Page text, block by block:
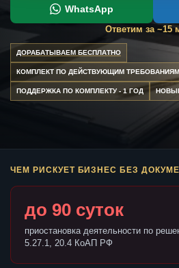
WhatsApp
Ответим за ~15
ДОРАБАТЫВАЕМ БЕСПЛАТНО
КОМПЛЕКТ ПО ДЕЙСТВУЮЩИМ ТРЕБОВАНИЯМ
ПОДДЕРЖКА ПО КОМПЛЕКТУ - 1 ГОД
ЧЕМ РИСКУЕТ БИЗНЕС БЕЗ
до 90 суток
приостановка деятельности по
5.27.1, 20.4 КоАП РФ